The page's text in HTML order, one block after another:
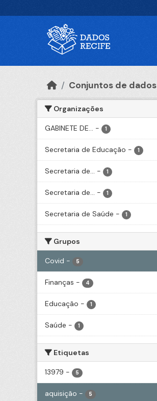
Conjuntos de dados
Organizações
GABINETE DE... - 1
Secretaria de Educação - 1
Secretaria de... - 1
Secretaria de... - 1
Secretaria de Saúde - 1
Grupos
Covid - 5
Finanças - 4
Educação - 1
Saúde - 1
Etiquetas
13979 - 5
aquisição - 5